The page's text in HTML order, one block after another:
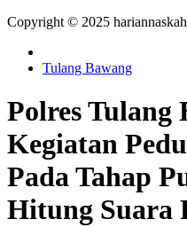
Copyright © 2025
Tulang Bawang
Polres Tulang
Kegiatan
Pada Tahap
Hitung Suara